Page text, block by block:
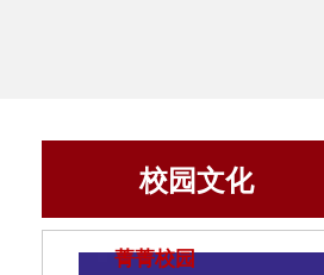
校园文化
菁菁校园